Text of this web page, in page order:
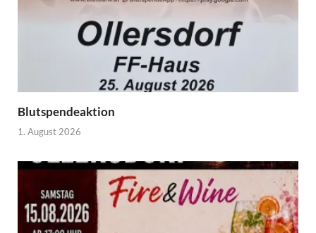
Blutspendeaktion
1. August 2026